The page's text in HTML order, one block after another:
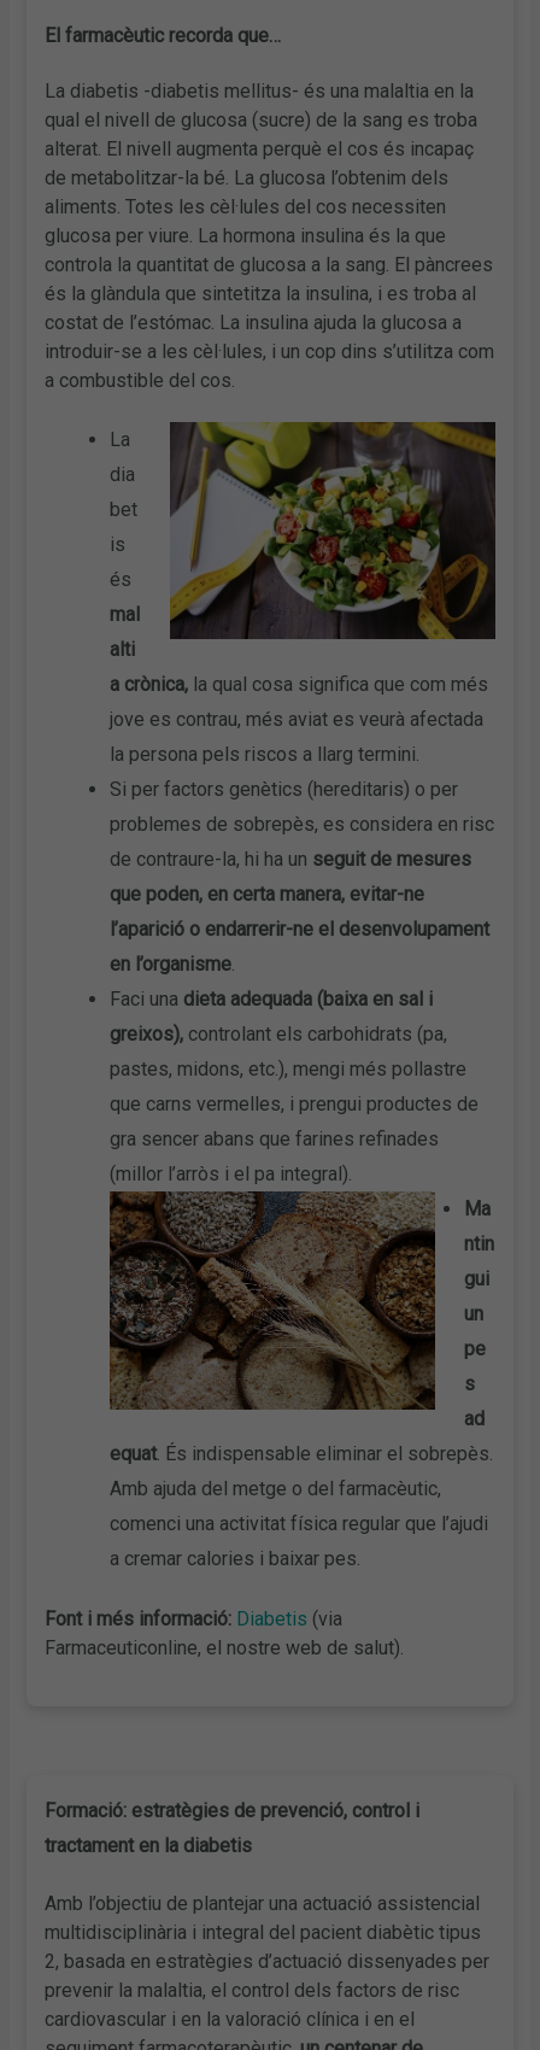
El farmacèutic recorda que…
La diabetis -diabetis mellitus- és una malaltia en la
qual el nivell de glucosa (sucre) de la sang es troba
alterat. El nivell augmenta perquè el cos és incapaç
de metabolitzar-la bé. La glucosa l’obtenim dels
aliments. Totes les cèl·lules del cos necessiten
glucosa per viure. La hormona insulina és la que
controla la quantitat de glucosa a la sang. El pàncrees
és la glàndula que sintetitza la insulina, i es troba al
costat de l’estómac. La insulina ajuda la glucosa a
introduir-se a les cèl·lules, i un cop dins s’utilitza com
a combustible del cos.
La
dia
bet
is
és
mal
alti
a crònica, la qual cosa significa que com més
jove es contrau, més aviat es veurà afectada
la persona pels riscos a llarg termini.
Si per factors genètics (hereditaris) o per
problemes de sobrepès, es considera en risc
de contraure-la, hi ha un seguit de mesures
que poden, en certa manera, evitar-ne
l’aparició o endarrerir-ne el desenvolupament
en l’organisme
Faci una dieta adequada (baixa en sal i
greixos), controlant els carbohidrats (pa,
pastes, midons, etc.), mengi més pollastre
que carns vermelles, i prengui productes de
gra sencer abans que farines refinades
(millor l’arròs i el pa integral).
Ma
ntin
gui
un
pe
s
ad
equat. És indispensable eliminar el sobrepès.
Amb ajuda del metge o del farmacèutic,
comenci una activitat física regular que l’ajudi
a cremar calories i baixar pes.
Font i més informació: Diabetis (via
Farmaceuticonline, el nostre web de salut).
Formació: estratègies de prevenció, control i
tractament en la diabetis
Amb l’objectiu de plantejar una actuació assistencial
multidisciplinària i integral del pacient diabètic tipus
2, basada en estratègies d’actuació dissenyades per
prevenir la malaltia, el control dels factors de risc
cardiovascular i en la valoració clínica i en el